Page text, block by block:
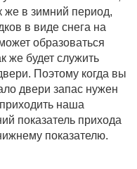
же в зимний период,
в виде снега на
образоваться
же будет служить
Поэтому когда вы
двери запас нужен
наша
показатель прихода
показателю.